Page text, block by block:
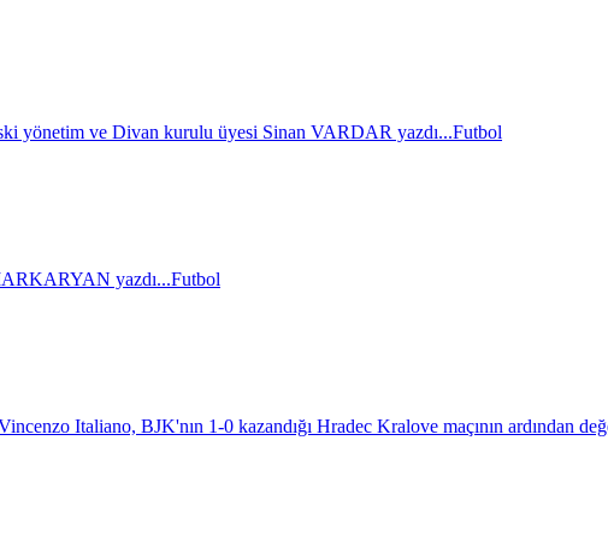
yönetim ve Divan kurulu üyesi Sinan VARDAR yazdı...Futbol
yazdı...Futbol
Italiano, BJK'nın 1-0 kazandığı Hradec Kralove maçının ardından